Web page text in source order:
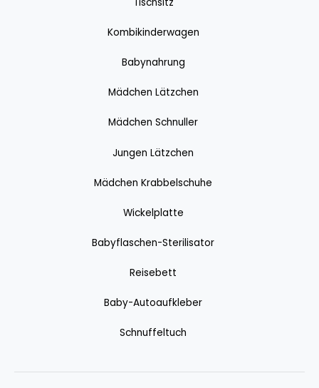
Kombikinderwagen
Babynahrung
Mädchen Lätzchen
Mädchen Schnuller
Jungen Lätzchen
Mädchen Krabbelschuhe
Wickelplatte
Babyflaschen-Sterilisator
Reisebett
Baby-Autoaufkleber
Schnuffeltuch